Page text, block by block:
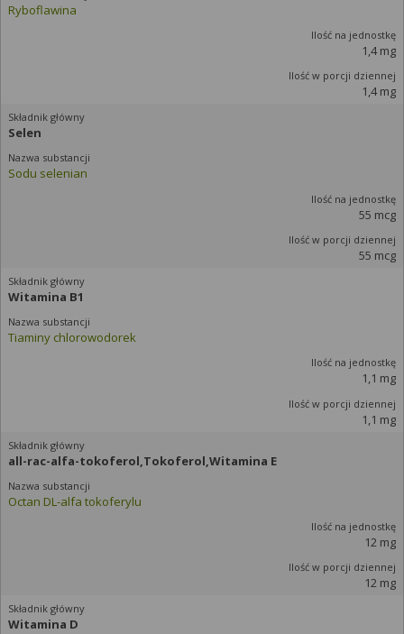
Ryboflawina
1,4 mg
1,4 mg
Selen
Sodu selenian
55 mcg
55 mcg
Witamina B1
Tiaminy chlorowodorek
1,1 mg
1,1 mg
all-rac-alfa-tokoferol,Tokoferol,Witamina E
Octan DL-alfa tokoferylu
12 mg
12 mg
Witamina D